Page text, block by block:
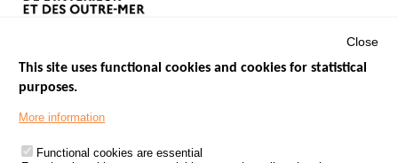
Footer
PROCESSING OF PERSONAL DATA FROM ROAD ACCIDENTS
Close
This site uses functional cookies and cookies for statistical
purposes.
More information
Functional cookies are essential